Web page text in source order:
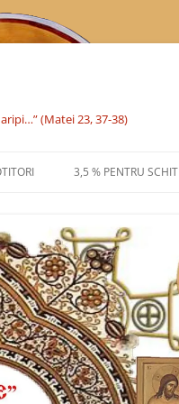
(Matei 23, 37-38)
MUCENIC
3,5 % PENTRU SCHIT